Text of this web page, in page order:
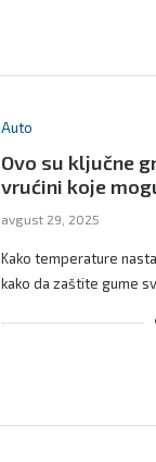
Auto
Ovo su ključne
vrućini koje
avgust 29, 2025
Kako temperature
kako da zaštite gume